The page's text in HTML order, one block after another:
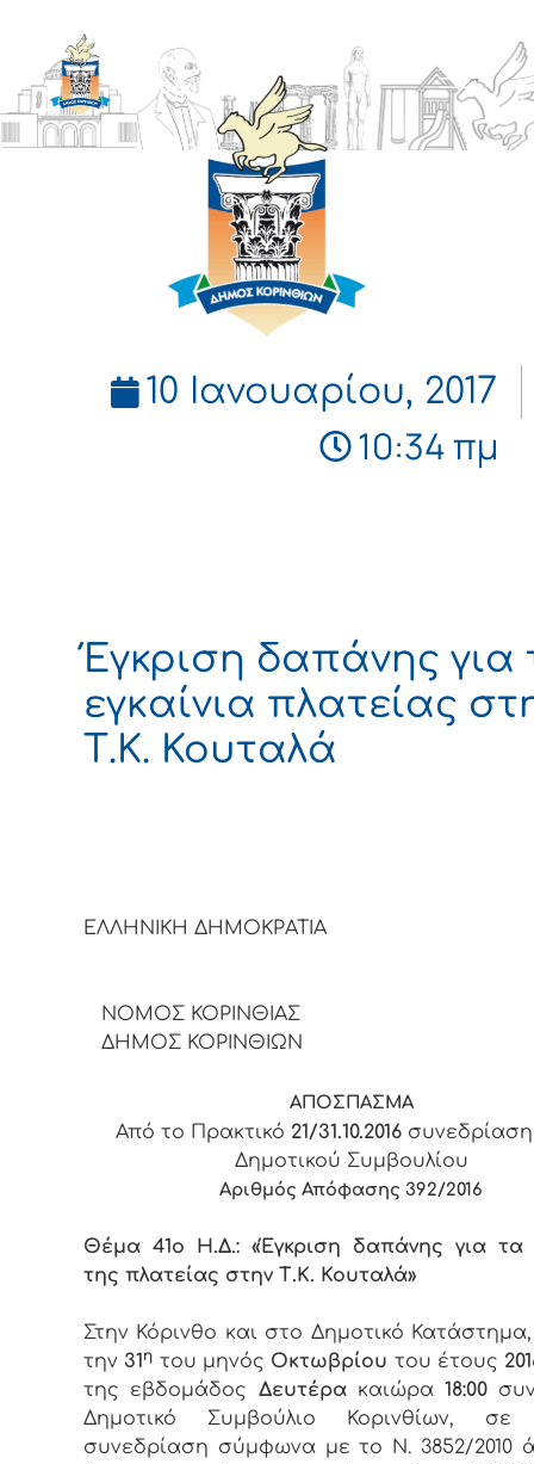
ΔΗΜΟΣ
ΚΟΡΙΝΘΙΩΝ
10 Ιανουαρίου, 2017
10:34 πμ
Έγκριση δαπάνης για
εγκαίνια πλατείας
Τ.Κ. Κουταλά
ΕΛΛΗΝΙΚΗ ΔΗΜΟΚΡΑΤΙΑ
ΝΟΜΟΣ ΚΟΡΙΝΘΙΑΣ
ΔΗΜΟΣ ΚΟΡΙΝΘΙΩΝ
ΑΠΟΣΠΑΣΜΑ
Από το Πρακτικό 21/31.10.2016
Δημοτικού Συμβουλίου
Αριθμός Απόφασης392/2016
Θέμα 41ο Η.Δ.: «Έγκριση δαπάνης για τα
της πλατείας στην Τ.Κ. Κουταλά»
Στην Κόρινθο και στο Δημοτικό
την 31η του μηνός Οκτωβρίου του έτους
της εβδομάδος Δευτέρα καιώρα18:00
Δημοτικό Συμβούλιο Κορινθίων, σε
συνεδρίαση σύμφωνα με το Ν. 3852/2010